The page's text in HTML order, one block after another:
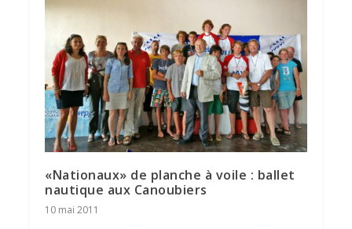
«Nationaux» de planche à voile : ballet
nautique aux Canoubiers
10 mai 2011